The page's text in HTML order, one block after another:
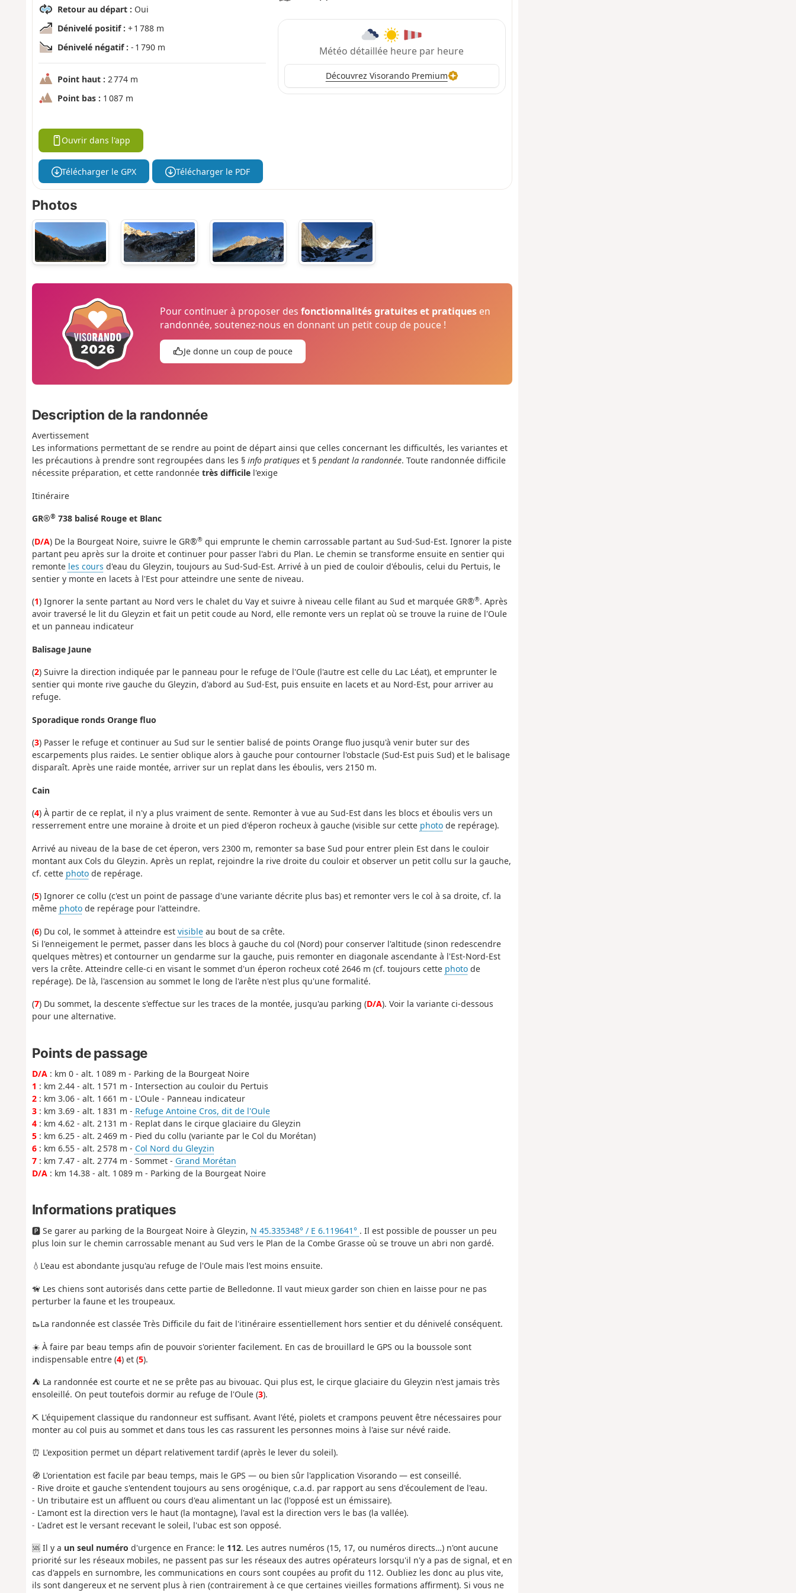
Retour au départ : Oui
Dénivelé positif : + 1 788 m
Dénivelé négatif : - 1 790 m
Point haut : 2 774 m
Point bas : 1 087 m
Météo détaillée heure par heure
Découvrez Visorando Premium
Ouvrir dans l'app
Télécharger le GPX Télécharger le PDF
Photos
Pour continuer à proposer desfonctionnalités gratuites et pratiques en
randonnée, soutenez-nous en donnant un petit coup de pouce !
Je donne un coup de pouce
Description de la randonnée
Avertissement
Les informations permettant de se rendre au point de départ ainsi que celles concernant les difficultés, les variantes et
les précautions à prendre sont regroupées dans les § info pratiqueset § pendant la randonnée. Toute randonnée difficile
nécessite préparation, et cette randonnée très difficilel'exige
Itinéraire
GR®®738 balisé Rouge et Blanc
(D/A) De la Bourgeat Noire, suivre le GR®®qui emprunte le chemin carrossable partant au Sud-Sud-Est. Ignorer la piste
partant peu après sur la droite et continuer pour passer l'abri du Plan. Le chemin se transforme ensuite en sentier qui
remonte les cours d'eau du Gleyzin, toujours au Sud-Sud-Est. Arrivé à un pied de couloir d'éboulis, celui du Pertuis, le
sentier y monte en lacets à l'Est pour atteindre une sente de niveau.
(1) Ignorer la sente partant au Nord vers le chalet du Vay et suivre à niveau celle filant au Sud et marquée GR®®. Après
avoir traversé le lit du Gleyzin et fait un petit coude au Nord, elle remonte vers un replat où se trouve la ruine de l'Oule
et un panneau indicateur
Balisage Jaune
(2) Suivre la direction indiquée par le panneau pour le refuge de l'Oule (l'autre est celle du Lac Léat), et emprunter le
sentier qui monte rive gauche du Gleyzin, d'abord au Sud-Est, puis ensuite en lacets et au Nord-Est, pour arriver au
refuge.
Sporadique ronds Orange fluo
(3) Passer le refuge et continuer au Sud sur le sentier balisé de points Orange fluo jusqu'à venir buter sur des
escarpements plus raides. Le sentier oblique alors à gauche pour contourner l'obstacle (Sud-Est puis Sud) et le balisage
disparaît. Après une raide montée, arriver sur un replat dans les éboulis, vers 2150 m.
Cain
(4) À partir de ce replat, il n'y a plus vraiment de sente. Remonter à vue au Sud-Est dans les blocs et éboulis vers un
resserrement entre une moraine à droite et un pied d'éperon rocheux à gauche (visible sur cette photode repérage).
Arrivé au niveau de la base de cet éperon, vers 2300 m, remonter sa base Sud pour entrer plein Est dans le couloir
montant aux Cols du Gleyzin. Après un replat, rejoindre la rive droite du couloir et observer un petit collu sur la gauche,
cf. cette photode repérage.
(5) Ignorer ce collu (c'est un point de passage d'une variante décrite plus bas) et remonter vers le col à sa droite, cf. la
même photode repérage pour l'atteindre.
(6) Du col, le sommet à atteindre est visibleau bout de sa crête.
Si l'enneigement le permet, passer dans les blocs à gauche du col (Nord) pour conserver l'altitude (sinon redescendre
quelques mètres) et contourner un gendarme sur la gauche, puis remonter en diagonale ascendante à l'Est-Nord-Est
vers la crête. Atteindre celle-ci en visant le sommet d'un éperon rocheux coté 2646 m (cf. toujours cette photode
repérage). De là, l'ascension au sommet le long de l'arête n'est plus qu'une formalité.
(7) Du sommet, la descente s'effectue sur les traces de la montée, jusqu'au parking (D/A). Voir la variante ci-dessous
pour une alternative.
Points de passage
D/A: km 0 - alt. 1 089 m - Parking de la Bourgeat Noire
1 : km 2.44 - alt. 1 571 m - Intersection au couloir du Pertuis
2: km 3.06 - alt. 1 661 m - L'Oule - Panneau indicateur
3: km 3.69 - alt. 1 831 m - Refuge Antoine Cros, dit de l'Oule
4: km 4.62 - alt. 2 131 m - Replat dans le cirque glaciaire du Gleyzin
5: km 6.25 - alt. 2 469 m - Pied du collu (variante par le Col du Morétan)
6: km 6.55 - alt. 2 578 m - Col Nord du Gleyzin
7: km 7.47 - alt. 2 774 m - Sommet - Grand Morétan
D/A: km 14.38 - alt. 1 089 m - Parking de la Bourgeat Noire
Informations pratiques
🅿️ Se garer au parking de la Bourgeat Noire à Gleyzin, N 45.335348° / E 6.119641° . Il est possible de pousser un peu
plus loin sur le chemin carrossable menant au Sud vers le Plan de la Combe Grasse où se trouve un abri non gardé.
💧L'eau est abondante jusqu'au refuge de l'Oule mais l'est moins ensuite.
🦮 Les chiens sont autorisés dans cette partie de Belledonne. Il vaut mieux garder son chien en laisse pour ne pas
perturber la faune et les troupeaux.
🥾La randonnée est classée Très Difficile du fait de l'itinéraire essentiellement hors sentier et du dénivelé conséquent.
☀️ À faire par beau temps afin de pouvoir s'orienter facilement. En cas de brouillard le GPS ou la boussole sont
indispensable entre (4) et (5).
⛺️ La randonnée est courte et ne se prête pas au bivouac. Qui plus est, le cirque glaciaire du Gleyzin n'est jamais très
ensoleillé. On peut toutefois dormir au refuge de l'Oule (3).
⛏️ L'équipement classique du randonneur est suffisant. Avant l'été, piolets et crampons peuvent être nécessaires pour
monter au col puis au sommet et dans tous les cas rassurent les personnes moins à l'aise sur névé raide.
⏰ L'exposition permet un départ relativement tardif (après le lever du soleil).
🧭 L'orientation est facile par beau temps, mais le GPS — ou bien sûr l'application Visorando — est conseillé.
- Rive droite et gauche s'entendent toujours au sens orogénique, c.a.d. par rapport au sens d'écoulement de l'eau.
- Un tributaire est un affluent ou cours d'eau alimentant un lac (l'opposé est un émissaire).
- L'amont est la direction vers le haut (la montagne), l'aval est la direction vers le bas (la vallée).
- L'adret est le versant recevant le soleil, l'ubac est son opposé.
🆘 Il y a un seul numéro d'urgence en France: le 112. Les autres numéros (15, 17, ou numéros directs…) n'ont aucune
priorité sur les réseaux mobiles, ne passent pas sur les réseaux des autres opérateurs lorsqu'il n'y a pas de signal, et en
cas d'appels en surnombre, les communications en cours sont coupées au profit du 112. Oubliez les donc au plus vite,
ils sont dangereux et ne servent plus à rien (contrairement à ce que certaines vieilles formations affirment). Si vous ne